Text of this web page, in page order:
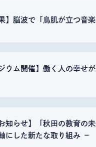
】脳波で「鳥肌が立つ音
ウム開催】働く人の幸せ
知らせ】「秋田の教育の
にした新たな取り組み －